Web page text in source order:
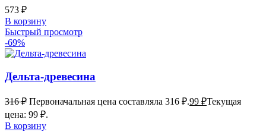
573 ₽
В корзину
Быстрый просмотр
-69%
Дельта-древесина
316₽ Первоначальная цена составляла 316 ₽.99 ₽Текущая
цена: 99 ₽.
В корзину